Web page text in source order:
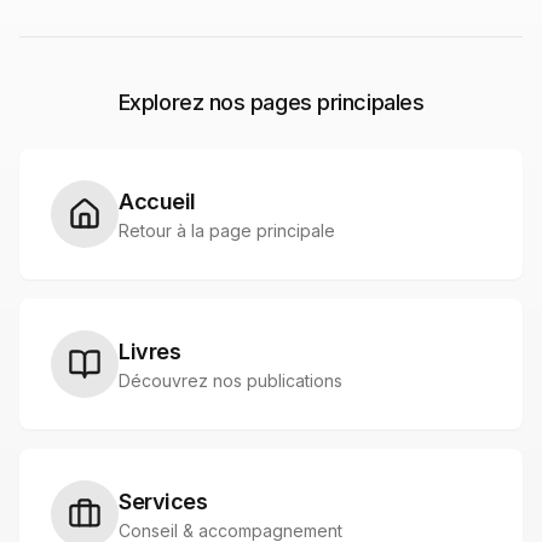
Explorez nos pages principales
Accueil
Retour à la page principale
Livres
Découvrez nos publications
Services
Conseil & accompagnement